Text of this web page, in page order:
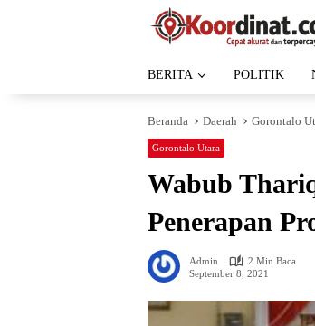
BERITA POLITIK
Beranda Daerah Gorontalo
Gorontalo Utara
Wabub
Penerapan
Admin
2 Min Baca
September 8, 2021